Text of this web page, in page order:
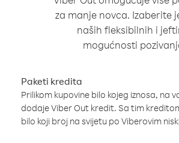
za manje novca. Izaberite
naših fleksibilnih i
mogućnosti
Paketi kredita
Prilikom kupovine bilo kojeg iznosa, na
dodaje Viber Out kredit. Sa tim
bilo koji broj na svijetu po Viberovim